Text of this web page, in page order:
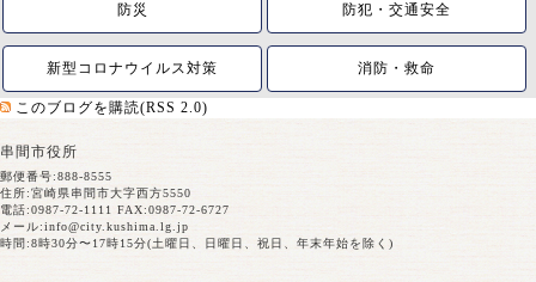
防災 防犯・交通安全
新型コロナウイルス対策 消防・救命
このブログを購読(RSS 2.0)
串間市役所
郵便番号:888-8555
住所:宮崎県串間市大字西方5550
電話:0987-72-1111 FAX:0987-72-6727
メール:info@city.kushima.lg.jp
時間:8時30分〜17時15分(土曜日、日曜日、祝日、年末年始を除く)